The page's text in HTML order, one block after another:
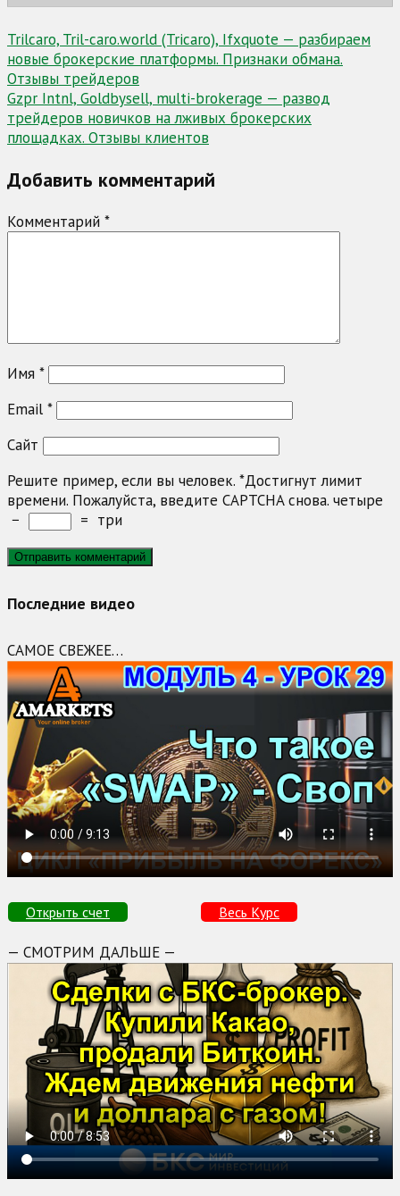
Навигация
по
записям
Trilcaro, Tril-caro.world (Tricaro), Ifxquote — разбираем
новые брокерские платформы. Признаки обмана.
Отзывы трейдеров
Gzpr Intnl, Goldbysell, multi-brokerage — развод
трейдеров новичков на лживых брокерских
площадках. Отзывы клиентов
Добавить комментарий
Комментарий *
Имя *
Email *
Сайт
Решите пример, если вы человек. *Достигнут лимит
времени. Пожалуйста, введите CAPTCHA снова. четыре
−
= три
Последние видео
САМОЕ СВЕЖЕЕ…
Открыть счет Весь Курс
— СМОТРИМ ДАЛЬШЕ —